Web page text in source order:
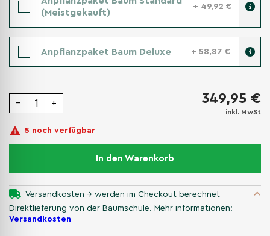
(Meistgekauft)
+ 49,92 €
Anpflanzpaket Baum Deluxe + 58,87 €
− + 349,95 €
inkl. MwSt
5 noch verfügbar
In den Warenkorb
Versandkosten → werden im Checkout berechnet
Direktlieferung von der Baumschule. Mehr informationen:
Versandkosten